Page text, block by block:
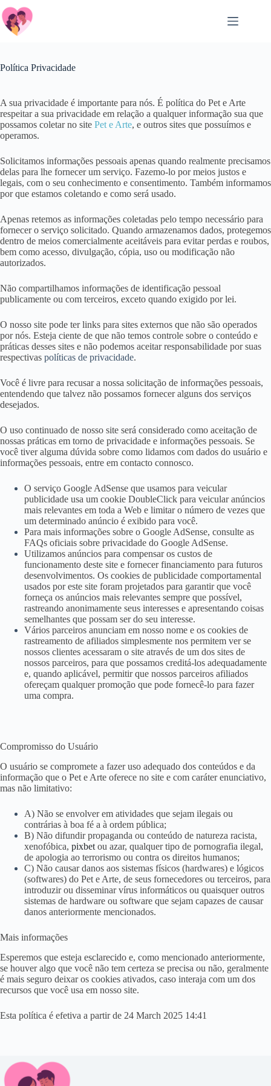
Pular
para
o
conteúdo
Política Privacidade
A sua privacidade é importante para nós. É política do Pet e Arte
respeitar a sua privacidade em relação a qualquer informação sua que
possamos coletar no site Pet e Arte, e outros sites que possuímos e
operamos.
Solicitamos informações pessoais apenas quando realmente precisamos
delas para lhe fornecer um serviço. Fazemo-lo por meios justos e
legais, com o seu conhecimento e consentimento. Também informamos
por que estamos coletando e como será usado.
Apenas retemos as informações coletadas pelo tempo necessário para
fornecer o serviço solicitado. Quando armazenamos dados, protegemos
dentro de meios comercialmente aceitáveis ​​para evitar perdas e roubos,
bem como acesso, divulgação, cópia, uso ou modificação não
autorizados.
Não compartilhamos informações de identificação pessoal
publicamente ou com terceiros, exceto quando exigido por lei.
O nosso site pode ter links para sites externos que não são operados
por nós. Esteja ciente de que não temos controle sobre o conteúdo e
práticas desses sites e não podemos aceitar responsabilidade por suas
respectivas políticas de privacidade.
Você é livre para recusar a nossa solicitação de informações pessoais,
entendendo que talvez não possamos fornecer alguns dos serviços
desejados.
O uso continuado de nosso site será considerado como aceitação de
nossas práticas em torno de privacidade e informações pessoais. Se
você tiver alguma dúvida sobre como lidamos com dados do usuário e
informações pessoais, entre em contacto connosco.
O serviço Google AdSense que usamos para veicular
publicidade usa um cookie DoubleClick para veicular anúncios
mais relevantes em toda a Web e limitar o número de vezes que
um determinado anúncio é exibido para você.
Para mais informações sobre o Google AdSense, consulte as
FAQs oficiais sobre privacidade do Google AdSense.
Utilizamos anúncios para compensar os custos de
funcionamento deste site e fornecer financiamento para futuros
desenvolvimentos. Os cookies de publicidade comportamental
usados ​​por este site foram projetados para garantir que você
forneça os anúncios mais relevantes sempre que possível,
rastreando anonimamente seus interesses e apresentando coisas
semelhantes que possam ser do seu interesse.
Vários parceiros anunciam em nosso nome e os cookies de
rastreamento de afiliados simplesmente nos permitem ver se
nossos clientes acessaram o site através de um dos sites de
nossos parceiros, para que possamos creditá-los adequadamente
e, quando aplicável, permitir que nossos parceiros afiliados
ofereçam qualquer promoção que pode fornecê-lo para fazer
uma compra.
Compromisso do Usuário
O usuário se compromete a fazer uso adequado dos conteúdos e da
informação que o Pet e Arte oferece no site e com caráter enunciativo,
mas não limitativo:
A) Não se envolver em atividades que sejam ilegais ou
contrárias à boa fé a à ordem pública;
B) Não difundir propaganda ou conteúdo de natureza racista,
xenofóbica, pixbet ou azar, qualquer tipo de pornografia ilegal,
de apologia ao terrorismo ou contra os direitos humanos;
C) Não causar danos aos sistemas físicos (hardwares) e lógicos
(softwares) do Pet e Arte, de seus fornecedores ou terceiros, para
introduzir ou disseminar vírus informáticos ou quaisquer outros
sistemas de hardware ou software que sejam capazes de causar
danos anteriormente mencionados.
Mais informações
Esperemos que esteja esclarecido e, como mencionado anteriormente,
se houver algo que você não tem certeza se precisa ou não, geralmente
é mais seguro deixar os cookies ativados, caso interaja com um dos
recursos que você usa em nosso site.
Esta política é efetiva a partir de 24 March 2025 14:41